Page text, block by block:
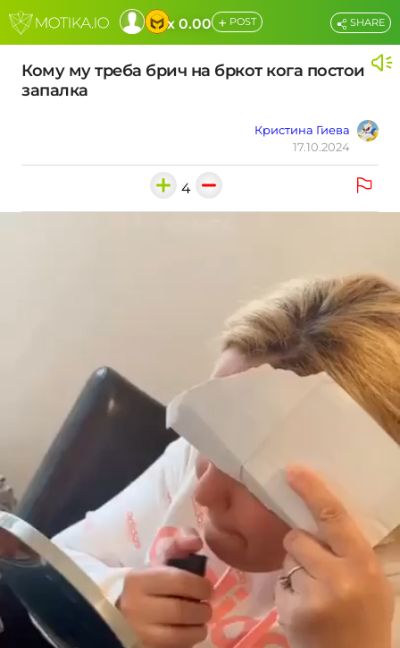
x 0.00 + POST
Кому му треба брич на бркот кога постои
запалка
Кристина Гиева
17.10.2024
SHARE
4